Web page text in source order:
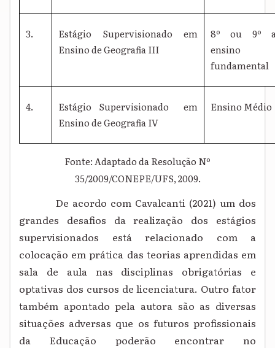
3.
Estágio Supervisionado em
Ensino de Geografia III
8º ou 9º
ensino
fundamental
4.
Estágio Supervisionado em
Ensino de Geografia IV
Ensino Médio
Fonte: Adaptado da Resolução Nº
35/2009/CONEPE/UFS, 2009.
De acordo com Cavalcanti (2021) um dos
grandes desafios da realização dos estágios
supervisionados está relacionado com a
colocação em prática das teorias aprendidas em
sala de aula nas disciplinas obrigatórias e
optativas dos cursos de licenciatura. Outro fator
também apontado pela autora são as diversas
situações adversas que os futuros profissionais
da Educação poderão encontrar no